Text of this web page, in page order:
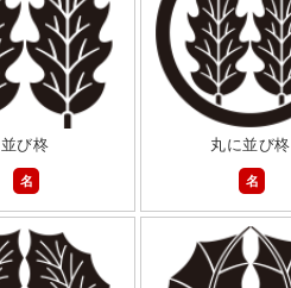
並び柊
名
丸に並び柊
名